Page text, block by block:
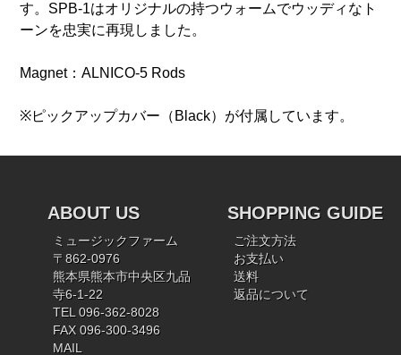
す。SPB-1はオリジナルの持つウォームでウッディなト
ーンを忠実に再現しました。
Magnet：ALNICO-5 Rods
※ピックアップカバー（Black）が付属しています。
ABOUT US
ミュージックファーム
〒862-0976
熊本県熊本市中央区九品
寺6-1-22
TEL 096-362-8028
FAX 096-300-3496
MAIL
SHOPPING GUIDE
ご注文方法
お支払い
送料
返品について